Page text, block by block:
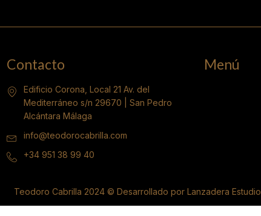
Contacto
Edificio Corona, Local 21 Av. del
Mediterráneo s/n 29670 | San Pedro
Alcántara Málaga
info@teodorocabrilla.com
+34 951 38 99 40
Menú
Teodoro Cabrilla 2024 © Desarrollado por Lanzadera Estudio